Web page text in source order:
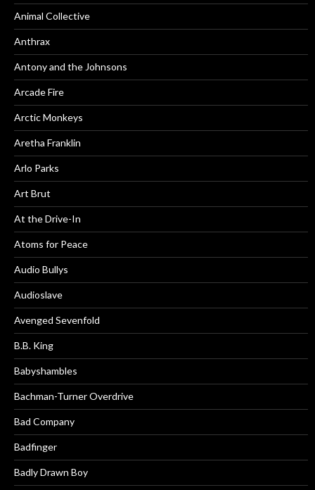
Animal Collective
Anthrax
Antony and the Johnsons
Arcade Fire
Arctic Monkeys
Aretha Franklin
Arlo Parks
Art Brut
At the Drive-In
Atoms for Peace
Audio Bullys
Audioslave
Avenged Sevenfold
B.B. King
Babyshambles
Bachman-Turner Overdrive
Bad Company
Badfinger
Badly Drawn Boy